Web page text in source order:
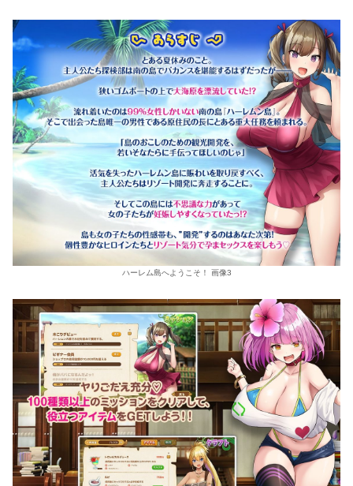
ハーレム島へようこそ！ 画像3